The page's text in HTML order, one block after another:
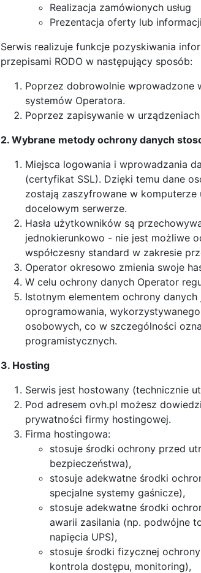
Realizacja zamówionych usług
Prezentacja oferty lub informacji
Serwis realizuje funkcje pozyskiwania
przepisami RODO w następujący sposób:
Poprzez dobrowolnie wprowadzone
systemów Operatora.
Poprzez zapisywanie w
2. Wybrane metody ochrony danych
Miejsca logowania i wprowadzania
(certyfikat SSL). Dzięki temu dane
zostają zaszyfrowane w
docelowym serwerze.
Hasła użytkowników są
jednokierunkowo - nie jest możliwe
współczesny standard w zakresie
Operator okresowo zmienia swoje
W celu ochrony danych Operator
Istotnym elementem ochrony
oprogramowania,
osobowych, co w szczególności
programistycznych.
3. Hosting
Serwis jest hostowany (technicznie
Pod adresem ovh.pl możesz
prywatności firmy hostingowej.
Firma hostingowa:
stosuje środki ochrony przed
bezpieczeństwa),
stosuje adekwatne środki
specjalne systemy gaśnicze),
stosuje adekwatne środki
awarii zasilania (np. podwójne
napięcia UPS),
stosuje środki fizycznej
kontrola dostępu, monitoring),